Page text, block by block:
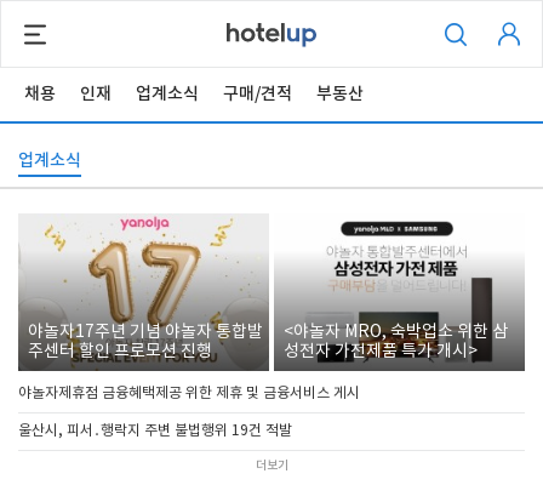
채용 인재 업계소식 구매/견적 부동산
업계소식
야놀자17주년 기념 야놀자 통합발
주센터 할인 프로모션 진행
<야놀자 MRO, 숙박업소 위한 삼
성전자 가전제품 특가 개시>
야놀자제휴점 금융혜택제공 위한 제휴 및 금융서비스 게시
울산시, 피서․행락지 주변 불법행위 19건 적발
더보기